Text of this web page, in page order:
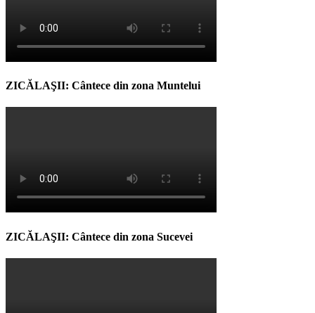
ZICĂLAŞII: Cântece din zona Muntelui
ZICĂLAŞII: Cântece din zona Sucevei